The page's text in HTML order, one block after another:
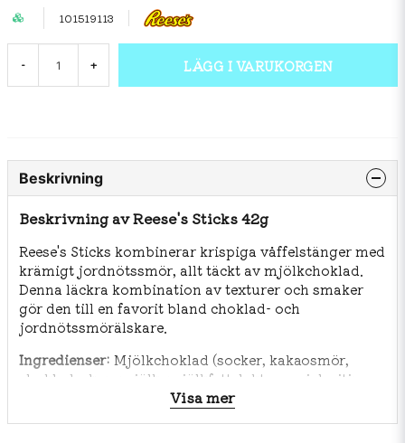
101519113
- + LÄGG I VARUKORGEN
Beskrivning
Beskrivning av Reese's Sticks 42g
Reese's Sticks kombinerar krispiga våffelstänger med
krämigt jordnötssmör, allt täckt av mjölkchoklad.
Denna läckra kombination av texturer och smaker
gör den till en favorit bland choklad- och
jordnötssmörälskare.
Ingredienser: Mjölkchoklad (socker, kakaosmör,
choklad, skummjölk, mjölkfett, laktos, sojalecitin,
PGPR), jordnötssmör (jordnötter, dextros, salt,
Visa mer